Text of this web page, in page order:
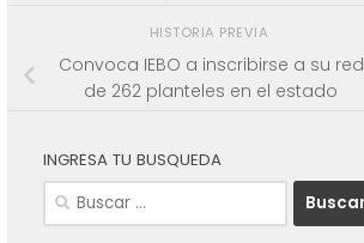
HISTORIA PREVIA
Convoca IEBO a inscribirse a su red
de 262 planteles en el estado
INGRESA TU BUSQUEDA
Buscar: